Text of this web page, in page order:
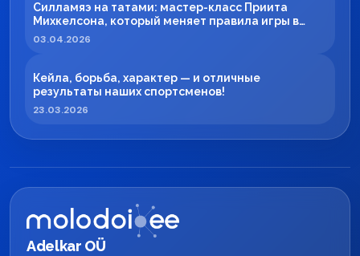
Силламяэ на татами: мастер-класс Приита
Михкелсона, который меняет правила игры в
регионе
03.04.2026
Кейла, борьба, характер — и отличные
результаты наших спортсменов!
23.03.2026
Adelkar OÜ